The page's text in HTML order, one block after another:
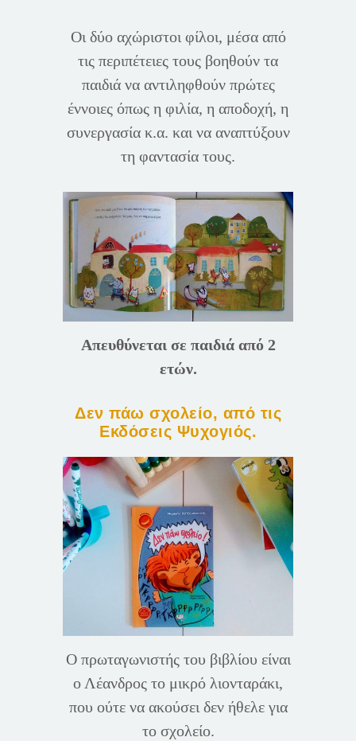
Οι δύο αχώριστοι φίλοι, μέσα από
τις περιπέτειες τους βοηθούν τα
παιδιά να αντιληφθούν πρώτες
έννοιες όπως η φιλία, η αποδοχή, η
συνεργασία κ.α. και να αναπτύξουν
τη φαντασία τους.
Απευθύνεται σε παιδιά από 2
ετών.
Δεν πάω σχολείο, από τις
Εκδόσεις Ψυχογιός.
Ο πρωταγωνιστής του βιβλίου είναι
ο Λέανδρος το μικρό λιονταράκι,
που ούτε να ακούσει δεν ήθελε για
το σχολείο.